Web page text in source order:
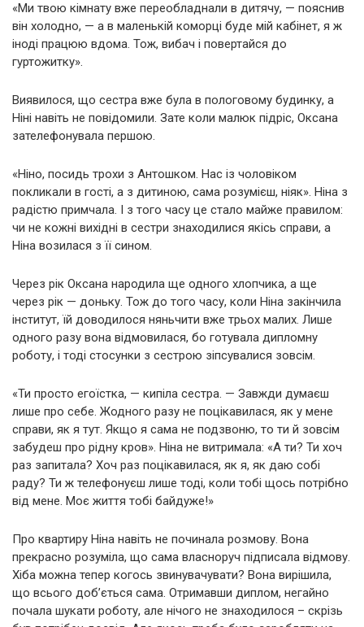
«Ми твою кімнату вже переобладнали в дитячу, — пояснив
він холодно, — а в маленькій коморці буде мій кабінет, я ж
іноді працюю вдома. Тож, вибач і повертайся до
гуртожитку».
Виявилося, що сестра вже була в пологовому будинку, а
Ніні навіть не повідомили. Зате коли малюк підріс, Оксана
зателефонувала першою.
«Ніно, посидь трохи з Антошком. Нас із чоловіком
покликали в гості, а з дитиною, сама розумієш, ніяк». Ніна з
радістю примчала. І з того часу це стало майже правилом:
чи не кожні вихідні в сестри знаходилися якісь справи, а
Ніна возилася з її сином.
Через рік Оксана народила ще одного хлопчика, а ще
через рік — доньку. Тож до того часу, коли Ніна закінчила
інститут, їй доводилося няньчити вже трьох малих. Лише
одного разу вона відмовилася, бо готувала дипломну
роботу, і тоді стосунки з сестрою зіпсувалися зовсім.
«Ти просто егоїстка, — кипіла сестра. — Завжди думаєш
лише про себе. Жодного разу не поцікавилася, як у мене
справи, як я тут. Якщо я сама не подзвоню, то ти й зовсім
забудеш про рідну кров». Ніна не витримала: «А ти? Ти хоч
раз запитала? Хоч раз поцікавилася, як я, як даю собі
раду? Ти ж телефонуєш лише тоді, коли тобі щось потрібно
від мене. Моє життя тобі байдуже!»
Про квартиру Ніна навіть не починала розмову. Вона
прекрасно розуміла, що сама власноруч підписала відмову.
Хіба можна тепер когось звинувачувати? Вона вирішила,
що всього доб’ється сама. Отримавши диплом, негайно
почала шукати роботу, але нічого не знаходилося – скрізь